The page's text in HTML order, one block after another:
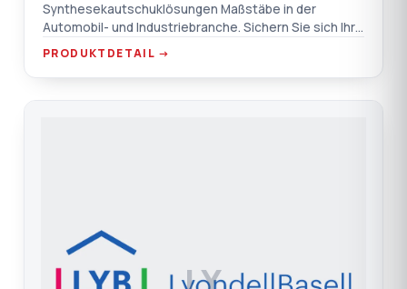
Synthesekautschuklösungen Maßstäbe in der
Automobil- und Industriebranche. Sichern Sie sich Ihre
Versorgung mit TEPRO und N
PRODUKTDETAIL →